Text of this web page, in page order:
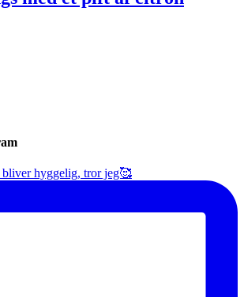
bliver hyggelig, tror jeg🥰